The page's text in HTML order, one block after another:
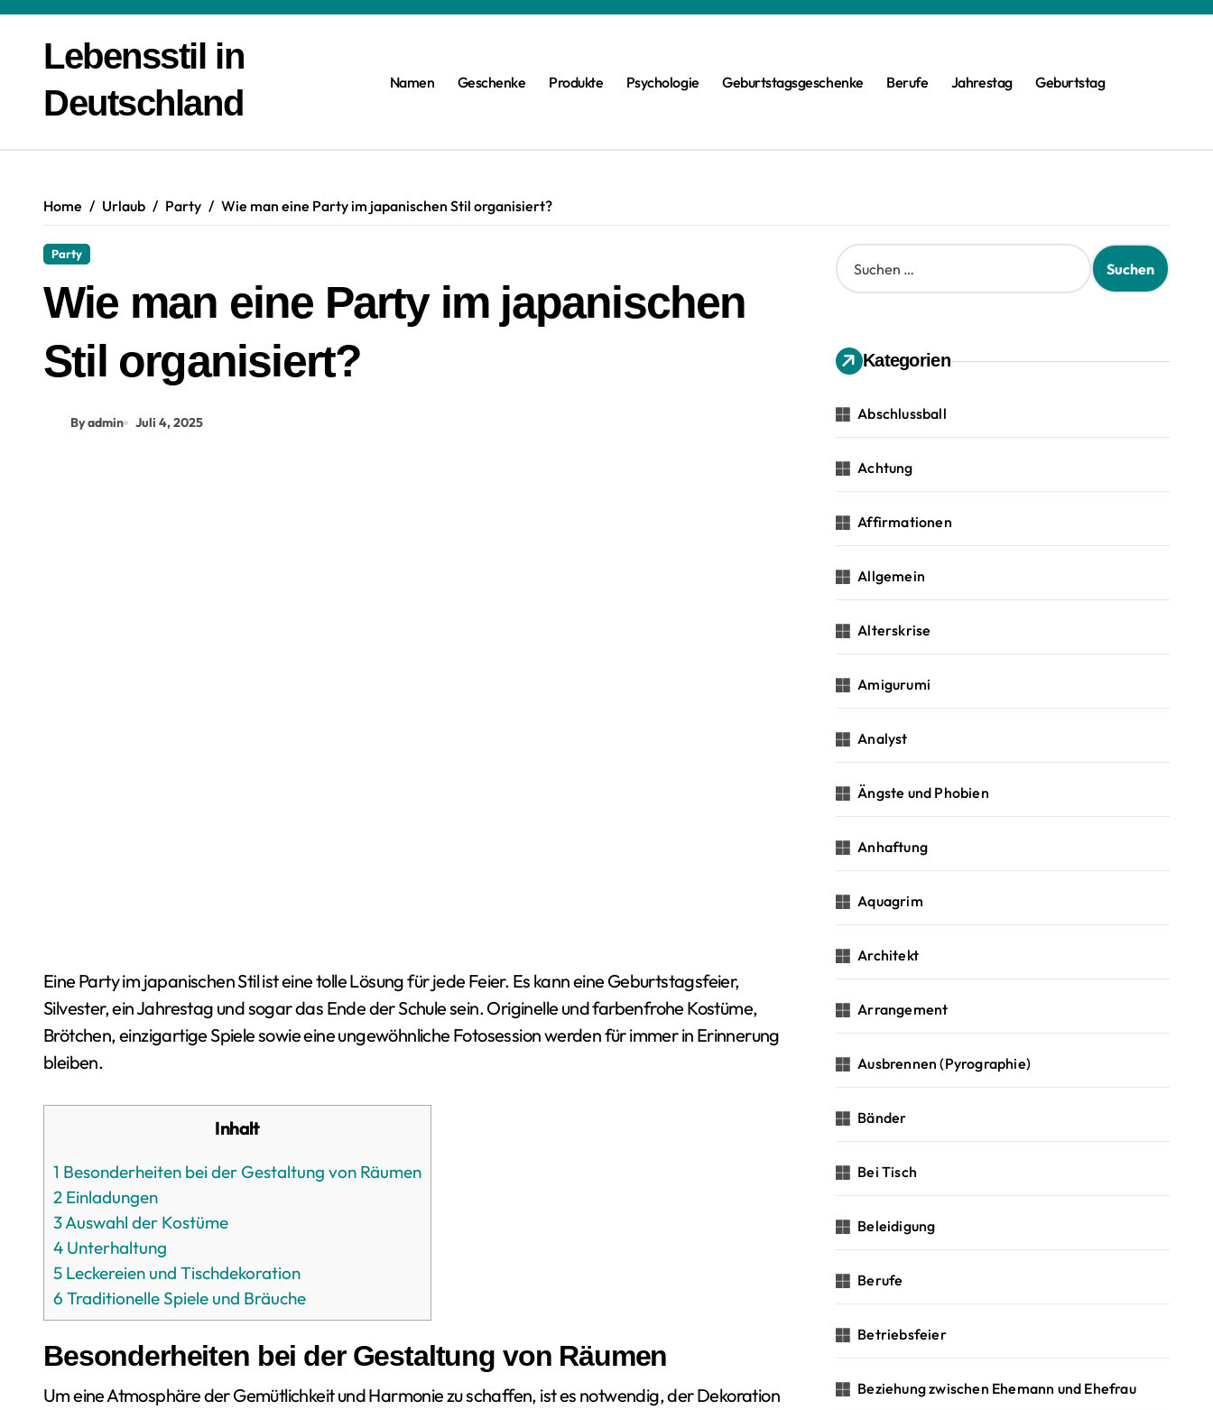
springenLebensstil in
Deutschland
Namen Geschenke Produkte Psychologie Geburtstagsgeschenke Berufe Jahrestag Geburtstag
Home Urlaub Party Wie man eine Party im japanischen Stil organisiert?
Party
Wie man eine Party im japanischen
Stil organisiert?
By admin Juli 4, 2025
Eine Party im japanischen Stil ist eine tolle Lösung für jede Feier. Es kann eine Geburtstagsfeier,
Silvester, ein Jahrestag und sogar das Ende der Schule sein. Originelle und farbenfrohe Kostüme,
Brötchen, einzigartige Spiele sowie eine ungewöhnliche Fotosession werden für immer in Erinnerung
bleiben.
Inhalt
1 Besonderheiten bei der Gestaltung von Räumen
2 Einladungen
3Auswahl der Kostüme
4 Unterhaltung
5 Leckereien und Tischdekoration
6 Traditionelle Spiele und Bräuche
Besonderheiten bei der Gestaltung von Räumen
Um eine Atmosphäre der Gemütlichkeit und Harmonie zu schaffen, ist es notwendig, der Dekoration
S
u
n
n
c
Kategorien
Abschlussball
Achtung
Affirmationen
Allgemein
Alterskrise
Amigurumi
Analyst
Ängste und Phobien
Anhaftung
Aquagrim
Architekt
Arrangement
Ausbrennen (Pyrographie)
Bänder
Bei Tisch
Beleidigung
Berufe
Betriebsfeier
Beziehung zwischen Ehemann und Ehefrau